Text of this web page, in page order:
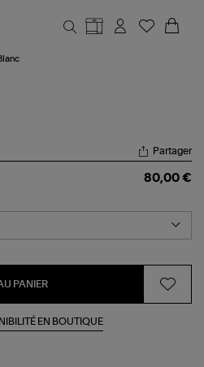
Partager
80,00 €
PANIER
EN BOUTIQUE